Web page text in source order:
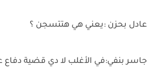
عادل بحزن :يعني هي هتتسجن ؟
جاسر بنفي:في الأغلب لا دي قضية